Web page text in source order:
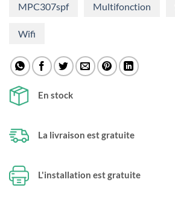
MPC307spf Multifonction
Wifi
En stock
La livraison est gratuite
L'installation est gratuite